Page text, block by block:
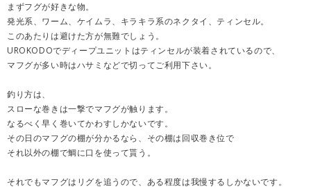
まずフグが好きな物。
発光系、ワーム、ケイムラ、キラキラ系のネクタイ、ティンセル。
このあたりは避けた方が無難でしょう。
UROKODOでディープユニットはティンセルが装着されているので、
マフグが多い時はハサミなどで切ってご利用下さい。
釣り方は、
スローな巻きは一撃でマフグが触ります。
なるべく早く巻いてかわすしかないです。
その日のマフグの棚が分かるなら、その棚は回収巻き位で
それ以外の棚で鯛に口を使って貰う。
それでもマフグはリグを追うので、ある程度は我慢するしかないです。